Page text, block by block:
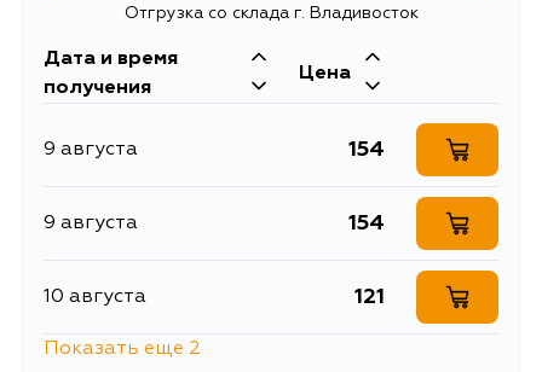
Отгрузка со склада г. Владивосток
Дата и время
получения
Цена
9 августа 154
9 августа 154
10 августа 121
Показать еще 2